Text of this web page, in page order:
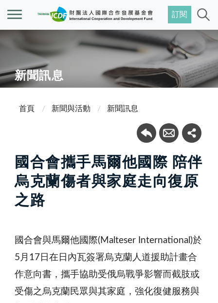
訂閱
新聞訊息
首頁 新聞與活動 新聞訊息
國合會攜手馬爾他國際 陪伴
烏克蘭傷者與家庭走向復原
之路
國合會與馬爾他國際(Malteser International)於
5月17日在日內瓦簽署烏克蘭人道援助計畫合
作意向書，攜手協助受俄烏戰爭影響而截肢或
受傷之烏克蘭民眾與其家庭，強化復健服務與